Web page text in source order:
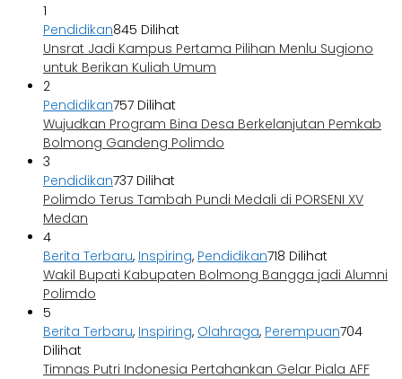
1
Pendidikan845 Dilihat
Unsrat Jadi Kampus Pertama Pilihan Menlu Sugiono
untuk Berikan Kuliah Umum
2
Pendidikan757 Dilihat
Wujudkan Program Bina Desa Berkelanjutan Pemkab
Bolmong Gandeng Polimdo
3
Pendidikan737 Dilihat
Polimdo Terus Tambah Pundi Medali di PORSENI XV
Medan
4
Berita Terbaru, Inspiring, Pendidikan718 Dilihat
Wakil Bupati Kabupaten Bolmong Bangga jadi Alumni
Polimdo
5
Berita Terbaru, Inspiring, Olahraga, Perempuan704
Dilihat
Timnas Putri Indonesia Pertahankan Gelar Piala AFF